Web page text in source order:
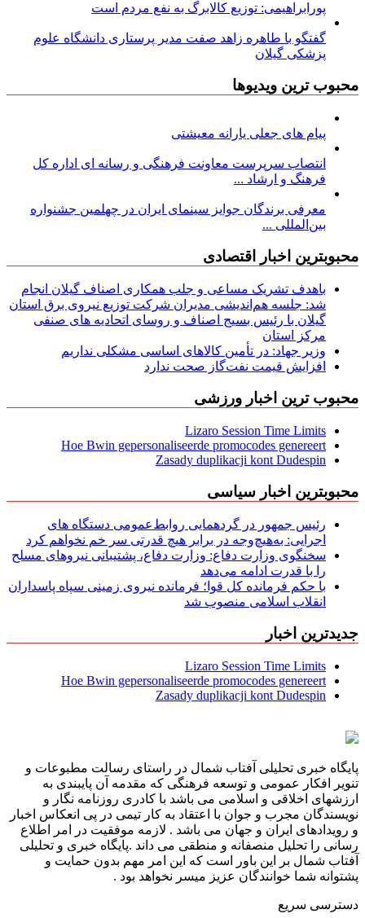
پورابراهیمی: توزیع کالابرگ به نفع مردم است
گفتگو با طاهره زاهد صفت مدیر پرستاری دانشگاه علوم
پزشکی گیلان
محبوب ترین ویدیوها
پیام های جعلی یارانه معیشتی
انتصاب سرپرست معاونت فرهنگی و رسانه ای اداره کل
فرهنگ و ارشاد ...
معرفی برندگان جوایز سینمای ایران در چهلمین جشنواره
بین‌المللی ...
محبوبترین اخبار اقتصادی
باهدف تشریک مساعی و جلب همکاری اصناف گیلان انجام
شد: جلسه هم‌اندیشی مدیران شركت توزیع نیروی برق استان
گیلان با رئیس بسیج اصناف و روسای اتحادیه های صنفی
مركز استان
وزیر جهاد: در تأمین کالاهای اساسی مشکلی نداریم
افزایش قیمت نفت‌گاز صحت ندارد
محبوب ترین اخبار ورزشی
Lizaro Session Time Limits
Hoe Bwin gepersonaliseerde promocodes genereert
Zasady duplikacji kont Dudespin
محبوبترین اخبار سیاسی
رئیس جمهور در گردهمایی روابط‌عمومی دستگاه های
اجرایی: به‌هیچ‌وجه در برابر هیچ قدرتی سر خم نخواهم کرد
سخنگوی وزارت دفاع: وزارت دفاع، پشتیبانی نیرو‌های مسلح
را با قدرت ادامه می‌دهد
با حکم فرمانده کل قوا؛ فرمانده نیروی زمینی سپاه پاسداران
انقلاب اسلامی منصوب شد
جدیدترین اخبار
Lizaro Session Time Limits
Hoe Bwin gepersonaliseerde promocodes genereert
Zasady duplikacji kont Dudespin
پایگاه خبری تحلیلی آفتاب شمال در راستای رسالت مطبوعات و
تنویر افکار عمومی و توسعه فرهنگی که مقدمه آن پایبندی به
ارزشهای اخلاقی و اسلامی می باشد با کادری روزنامه نگار و
نویسندگان مجرب و جوان با اعتقاد به کار تیمی در پی انعکاس اخبار
و رویدادهای ایران و جهان می باشد . لازمه موفقیت در امر اطلاع
رسانی را تحلیل منصفانه و منطقی می داند .پایگاه خبری و تحلیلی
آفتاب شمال بر این باور است که این امر مهم بدون حمایت و
پشتوانه شما خوانندگان عزیز میسر نخواهد بود .
دسترسی سریع